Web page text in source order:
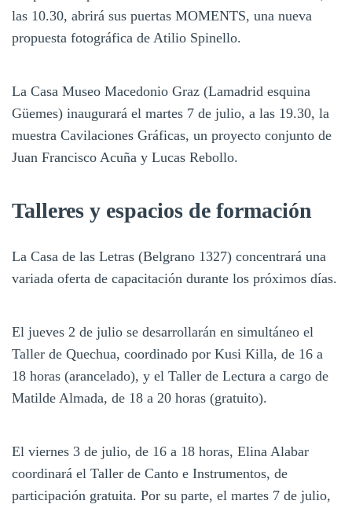
las 10.30, abrirá sus puertas MOMENTS, una nueva
propuesta fotográfica de Atilio Spinello.
La Casa Museo Macedonio Graz (Lamadrid esquina
Güemes) inaugurará el martes 7 de julio, a las 19.30, la
muestra Cavilaciones Gráficas, un proyecto conjunto de
Juan Francisco Acuña y Lucas Rebollo.
Talleres y espacios de formación
La Casa de las Letras (Belgrano 1327) concentrará una
variada oferta de capacitación durante los próximos días.
El jueves 2 de julio se desarrollarán en simultáneo el
Taller de Quechua, coordinado por Kusi Killa, de 16 a
18 horas (arancelado), y el Taller de Lectura a cargo de
Matilde Almada, de 18 a 20 horas (gratuito).
El viernes 3 de julio, de 16 a 18 horas, Elina Alabar
coordinará el Taller de Canto e Instrumentos, de
participación gratuita. Por su parte, el martes 7 de julio,